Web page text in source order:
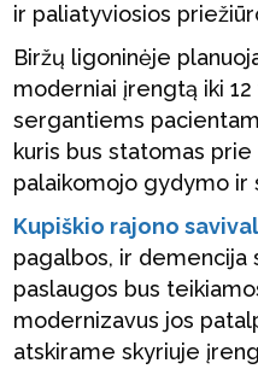
ir paliatyviosios
Biržų ligoninėje
moderniai įrengtą iki
sergantiems
kuris bus statomas
palaikomojo gydymo ir
Kupiškio rajono
pagalbos, ir demencija
paslaugos bus
modernizavus jos
atskirame skyriuje